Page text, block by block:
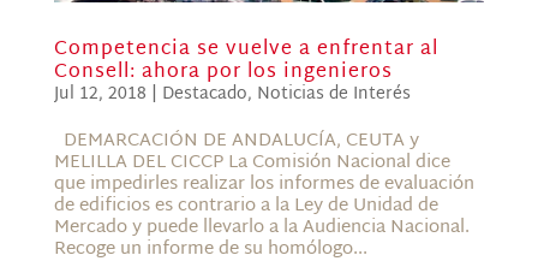
Competencia se vuelve a enfrentar al
Consell: ahora por los ingenieros
Jul 12, 2018 | Destacado, Noticias de Interés
DEMARCACIÓN DE ANDALUCÍA, CEUTA y
MELILLA DEL CICCP La Comisión Nacional dice
que impedirles realizar los informes de evaluación
de edificios es contrario a la Ley de Unidad de
Mercado y puede llevarlo a la Audiencia Nacional.
Recoge un informe de su homólogo...